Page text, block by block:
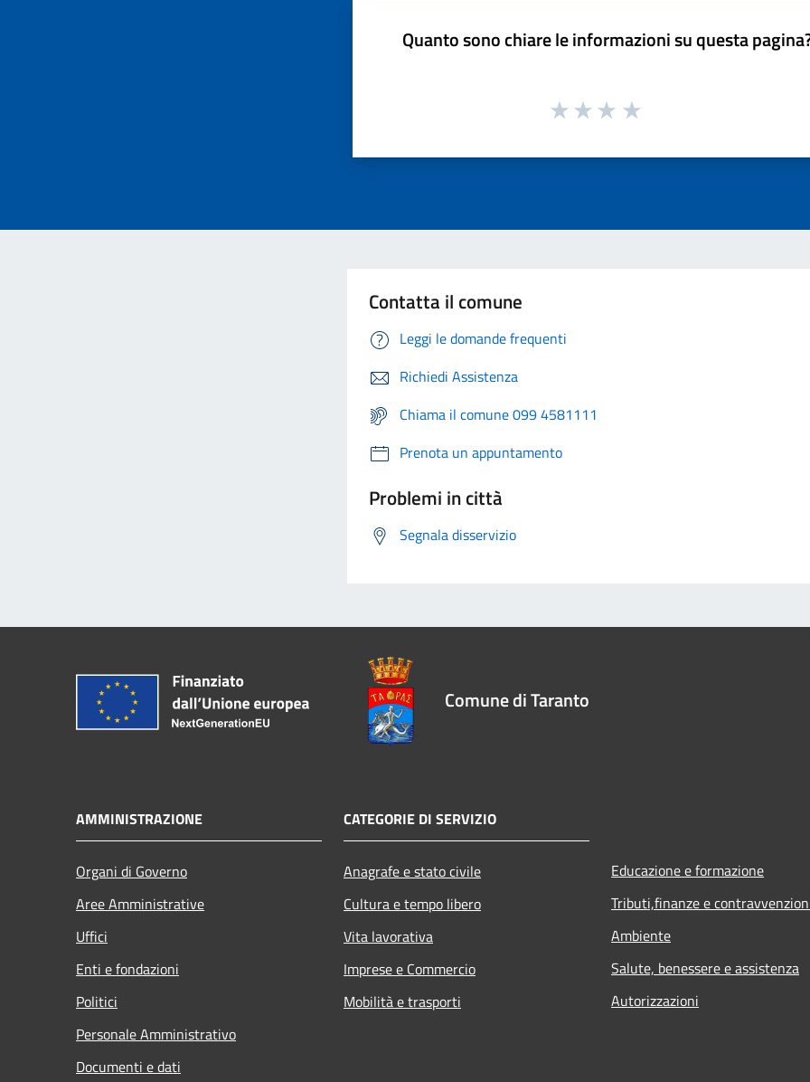
Quanto sono chiare le informazioni su questa
Contatta il comune
Leggi le domande frequenti
Richiedi Assistenza
Chiama il comune 099 4581111
Prenota un appuntamento
Problemi in città
Segnala disservizio
Comune di Taranto
AMMINISTRAZIONE
Organi di Governo
Aree Amministrative
Uffici
Enti e fondazioni
Politici
Personale Amministrativo
Documenti e dati
CATEGORIE DI SERVIZIO
Anagrafe e stato civile
Cultura e tempo libero
Vita lavorativa
Imprese e Commercio
Mobilità e trasporti
Educazione e formazione
Tributi,finanze e
Ambiente
Salute, benessere e assistenza
Autorizzazioni